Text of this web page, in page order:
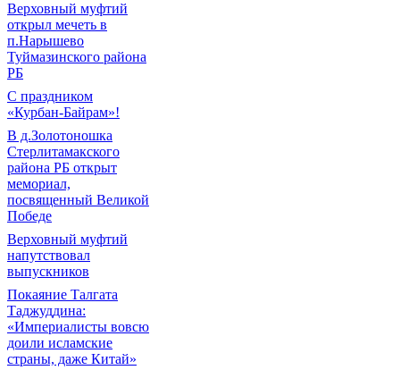
Верховный муфтий
открыл мечеть в
п.Нарышево
Туймазинского района
РБ
С праздником
«Курбан-Байрам»!
В д.Золотоношка
Стерлитамакского
района РБ открыт
мемориал,
посвященный Великой
Победе
Верховный муфтий
напутствовал
выпускников
Покаяние Талгата
Таджуддина:
«Империалисты вовсю
доили исламские
страны, даже Китай»